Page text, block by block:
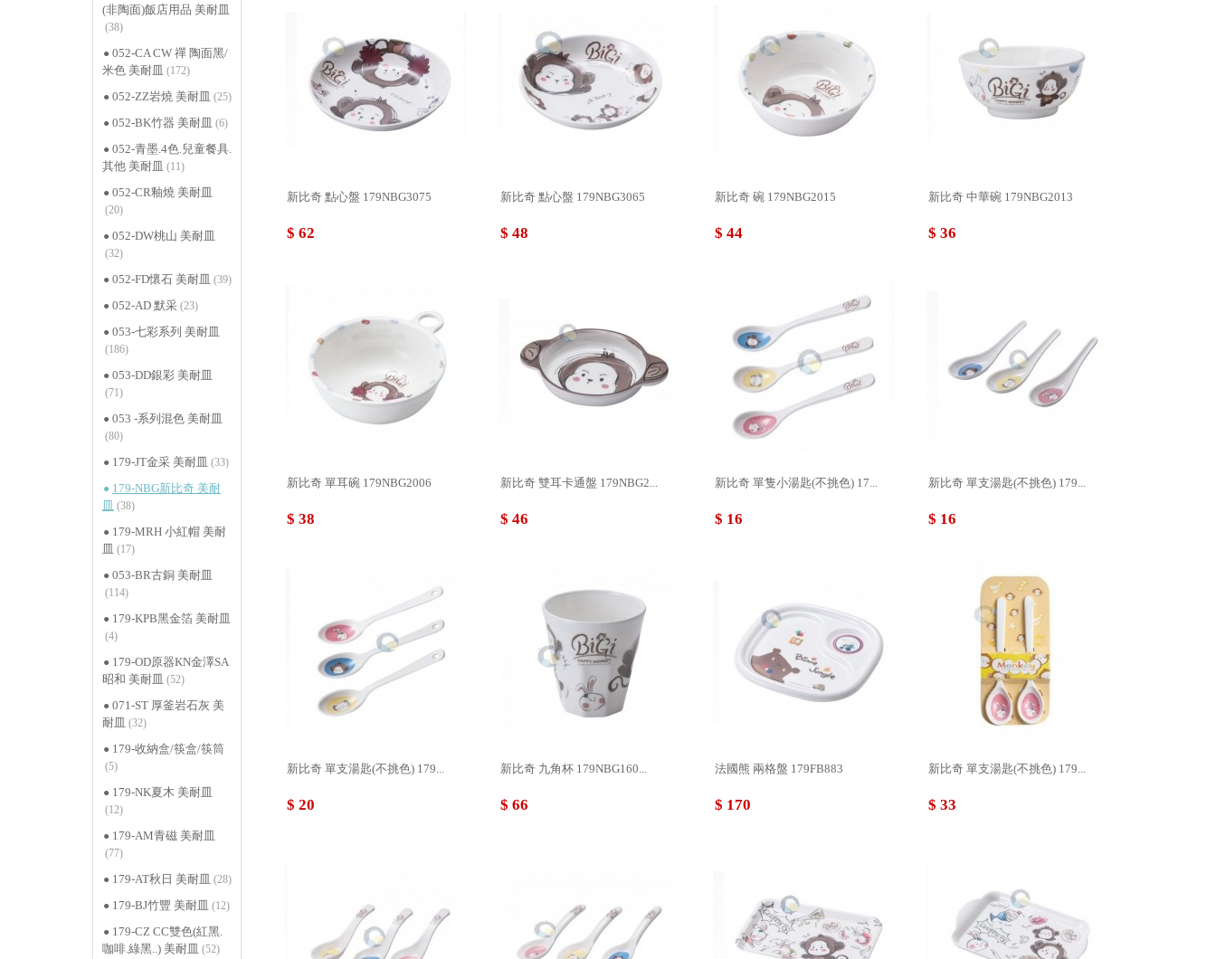
(非陶面)飯店用品 美耐皿
(38)
052-CA CW 禪 陶面黑/
米色 美耐皿 (172)
052-ZZ岩燒 美耐皿 (25)
052-BK竹器 美耐皿 (6)
052-青墨.4色.兒童餐具.
其他 美耐皿 (11)
052-CR釉燒 美耐皿
(20)
052-DW桃山 美耐皿
(32)
052-FD懷石 美耐皿 (39)
052-AD 默采 (23)
053-七彩系列 美耐皿
(186)
053-DD銀彩 美耐皿
(71)
053 -系列混色 美耐皿
(80)
179-JT金采 美耐皿 (33)
179-NBG新比奇 美耐
皿 (38)
179-MRH 小紅帽 美耐
皿 (17)
053-BR古銅 美耐皿
(114)
179-KPB黑金箔 美耐皿
(4)
179-OD原器KN金澤SA
昭和 美耐皿 (52)
071-ST 厚釜岩石灰 美
耐皿 (32)
179-收納盒/筷盒/筷筒
(5)
179-NK夏木 美耐皿
(12)
179-AM青磁 美耐皿
(77)
179-AT秋日 美耐皿 (28)
179-BJ竹豐 美耐皿 (12)
179-CZ CC雙色(紅黑.
咖啡.綠黑..) 美耐皿 (52)
新比奇 點心盤 179NBG3075
$ 62
新比奇 點心盤 179NBG3065
$ 48
新比奇 碗 179NBG2015
$ 44
新比奇 中華碗 179NBG2013
$ 36
新比奇 單耳碗 179NBG2006
$ 38
新比奇 雙耳卡通盤 179NBG2...
$ 46
新比奇 單隻小湯匙(不挑色) 17...
$ 16
新比奇 單支湯匙(不挑色) 179...
$ 16
新比奇 單支湯匙(不挑色) 179...
$ 20
新比奇 九角杯 179NBG160...
$ 66
法國熊 兩格盤 179FB883
$ 170
新比奇 單支湯匙(不挑色) 179...
$ 33